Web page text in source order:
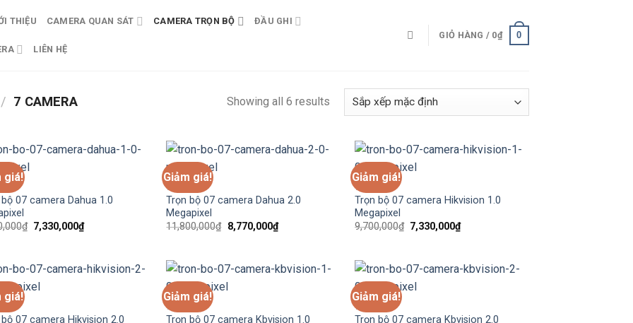
THIỆU CAMERA QUAN SÁT CAMERA TRỌN BỘ ĐẦU GHI
LIÊN HỆ
GIỎ HÀNG / 0₫ 0
/ 7 CAMERA Showing all 6 results
giá!
07 camera Dahua 1.0
₫ Giá
gốc
7,330,000₫Giá
hiện
7,330,000₫.
Giảm giá!
7 CAMERA
Trọn bộ 07 camera Dahua 2.0
Megapixel
11,800,000₫ Giá
gốc
8,770,000₫Giá
hiện
8,770,000₫.
Giảm giá!
7 CAMERA
Trọn bộ 07 camera Hikvision 1.0
Megapixel
9,700,000₫ Giá
gốc
7,330,000₫Giá
hiện
7,330,000₫.
giá!
07 camera Hikvision 2.0
Giảm giá!
7 CAMERA
Trọn bộ 07 camera Kbvision 1.0
Giảm giá!
7 CAMERA
Trọn bộ 07 camera Kbvision 2.0